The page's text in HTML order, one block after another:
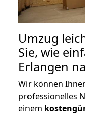
Umzug
Sie, wie
Erlangen
Wir können
professionelles
einem